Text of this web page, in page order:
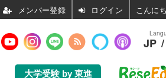
大学受験 by 東進
JP /
ログイン こんに